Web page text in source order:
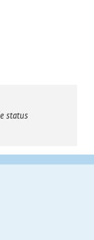
status